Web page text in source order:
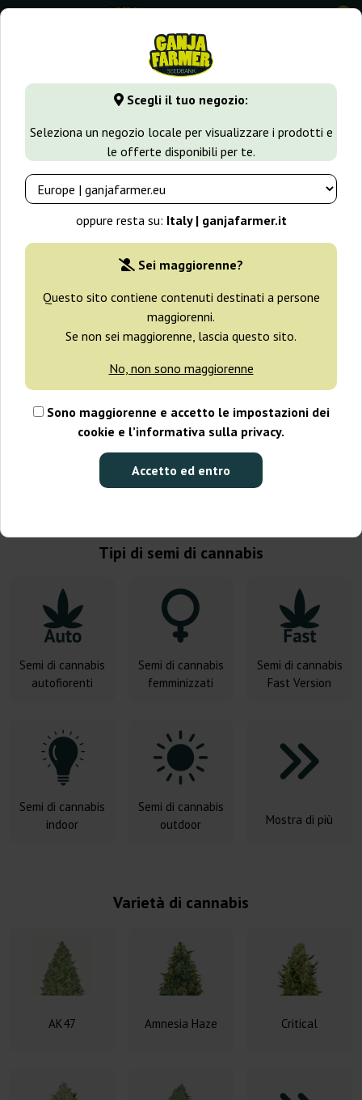
Scegli il tuo negozio:
Seleziona un negozio locale per visualizzare i prodotti e
le offerte disponibili per te.
oppure resta su: Italy | ganjafarmer.it
Sei maggiorenne?
Questo sito contiene contenuti destinati a persone
maggiorenni.
Se non sei maggiorenne, lascia questo sito.
No, non sono maggiorenne
Sono maggiorenne e accetto le impostazioni dei
cookie e l’informativa sulla privacy.
Accetto ed entro
0
Tipi di semi di cannabis
Semi di cannabis
autofiorenti
Semi di cannabis
femminizzati
Semi di cannabis
Fast Version
Semi di cannabis
indoor
Semi di cannabis
outdoor
Mostra di più
Varietà di cannabis
AK47 Amnesia Haze Critical